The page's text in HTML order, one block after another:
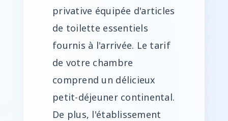
privative équipée d'articles
de toilette essentiels
fournis à l'arrivée. Le tarif
de votre chambre
comprend un délicieux
petit-déjeuner continental.
De plus, l'établissement